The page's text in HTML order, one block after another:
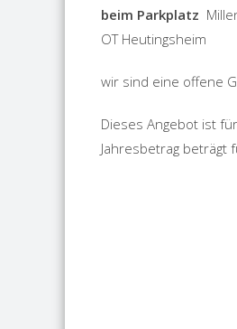
beim Parkplatz
OT Heutingsheim
wir sind eine offene
Dieses Angebot ist
Jahresbetrag beträgt